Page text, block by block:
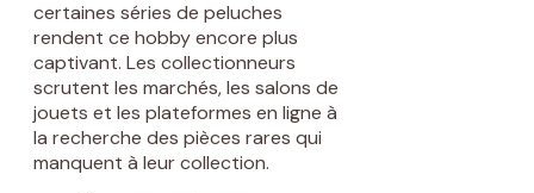
certaines séries de peluches
rendent ce hobby encore plus
captivant. Les collectionneurs
scrutent les marchés, les salons de
jouets et les plateformes en ligne à
la recherche des pièces rares qui
manquent à leur collection.